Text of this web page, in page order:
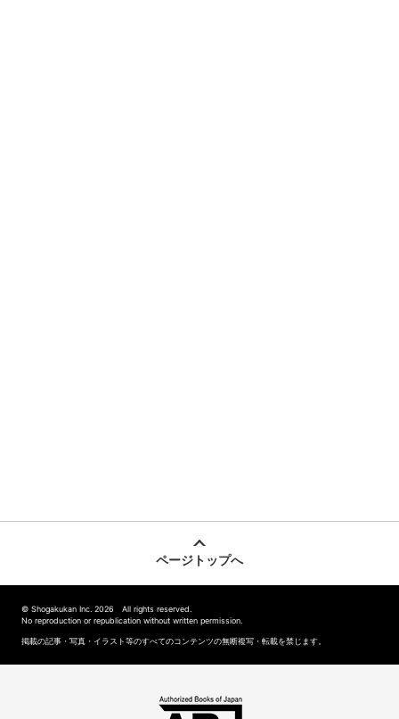
ページトップへ
© Shogakukan Inc. 2026 All rights reserved.
No reproduction or republication without written permission.
掲載の記事・写真・イラスト等のすべてのコンテンツの無断複写・転載を禁じます。